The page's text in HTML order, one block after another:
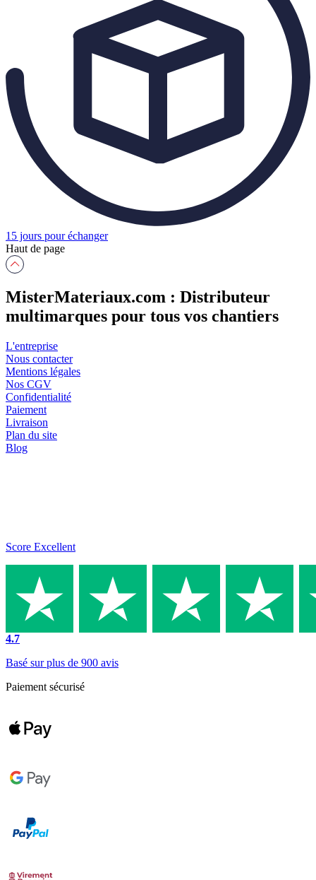
15 jours pour échanger
Haut de page
MisterMateriaux.com : Distributeur
multimarques pour tous vos chantiers
L'entreprise
Nous contacter
Mentions légales
Nos CGV
Confidentialité
Paiement
Livraison
Plan du site
Blog
Score Excellent
4.7
Basé sur plus de 900 avis
Paiement sécurisé